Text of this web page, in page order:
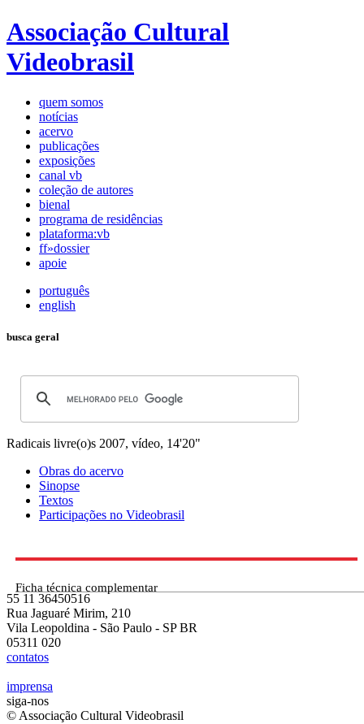
Associação Cultural
Videobrasil
quem somos
notícias
acervo
publicações
exposições
canal vb
coleção de autores
bienal
programa de residências
plataforma:vb
ff»dossier
apoie
português
english
busca geral
Radicais livre(o)s 2007, vídeo, 14'20"
Obras do acervo
Sinopse
Textos
Participações no Videobrasil
Ficha técnica complementar
55 11 36450516
Rua Jaguaré Mirim, 210
Vila Leopoldina - São Paulo - SP BR
05311 020
contatos
imprensa
siga-nos
© Associação Cultural Videobrasil